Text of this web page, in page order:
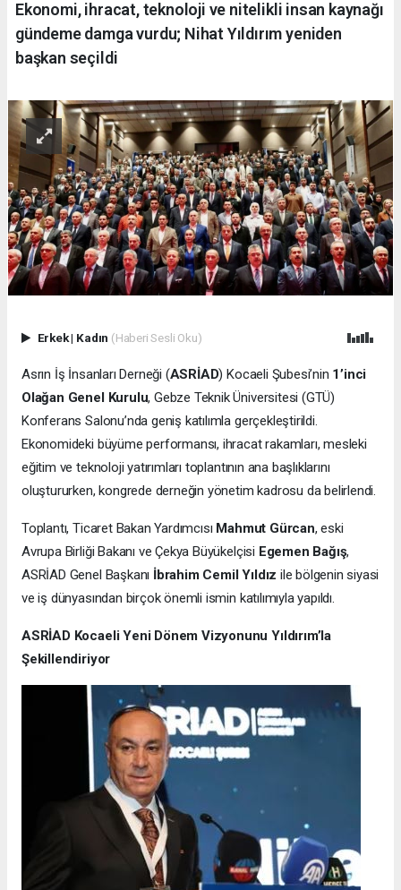
Ekonomi, ihracat, teknoloji ve nitelikli insan kaynağı
gündeme damga vurdu; Nihat Yıldırım yeniden
başkan seçildi
Erkek| Kadın (Haberi Sesli Oku)
Asrın İş İnsanları Derneği (ASRİAD) Kocaeli Şubesi’nin 1’inci
Olağan Genel Kurulu, Gebze Teknik Üniversitesi (GTÜ)
Konferans Salonu’nda geniş katılımla gerçekleştirildi.
Ekonomideki büyüme performansı, ihracat rakamları, mesleki
eğitim ve teknoloji yatırımları toplantının ana başlıklarını
oluştururken, kongrede derneğin yönetim kadrosu da belirlendi.
Toplantı, Ticaret Bakan Yardımcısı Mahmut Gürcan, eski
Avrupa Birliği Bakanı ve Çekya Büyükelçisi Egemen Bağış,
ASRİAD Genel Başkanı İbrahim Cemil Yıldız ile bölgenin siyasi
ve iş dünyasından birçok önemli ismin katılımıyla yapıldı.
ASRİAD Kocaeli Yeni Dönem Vizyonunu Yıldırım’la
Şekillendiriyor